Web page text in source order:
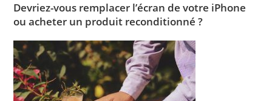
Devriez-vous remplacer l’écran de votre iPhone
ou acheter un produit reconditionné ?